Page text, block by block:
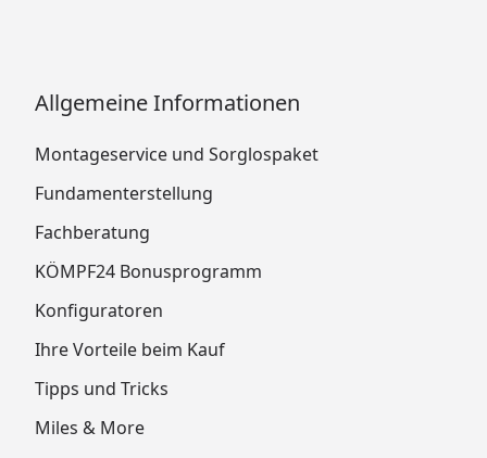
Allgemeine Informationen
Montageservice und Sorglospaket
Fundamenterstellung
Fachberatung
KÖMPF24 Bonusprogramm
Konfiguratoren
Ihre Vorteile beim Kauf
Tipps und Tricks
Miles & More